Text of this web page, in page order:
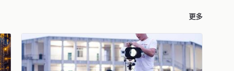
更多